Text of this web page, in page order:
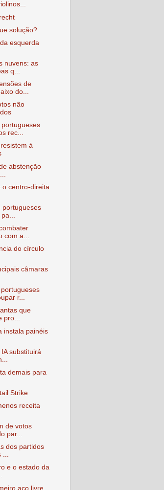
solução?
esquerda
nuvens: as
q...
de
do...
não
rec...
à
abstenção
o centro-direita
portugueses
com a...
do círculo
câmaras
r...
que
pro...
instala painéis
substituirá
demais para
Strike
receita
de votos
par...
dos partidos
...
e o estado da
aço livre